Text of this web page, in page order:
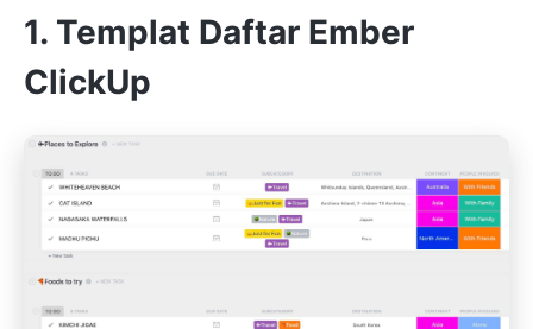
1. Templat Daftar Ember
ClickUp